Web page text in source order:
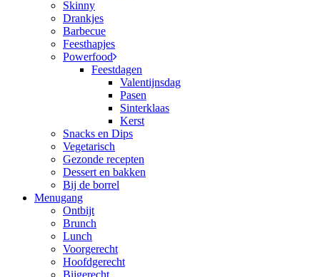
Skinny
Drankjes
Barbecue
Feesthapjes
Powerfood
Feestdagen
Valentijnsdag
Pasen
Sinterklaas
Kerst
Snacks en Dips
Vegetarisch
Gezonde recepten
Dessert en bakken
Bij de borrel
Menugang
Ontbijt
Brunch
Lunch
Voorgerecht
Hoofdgerecht
Bijgerecht